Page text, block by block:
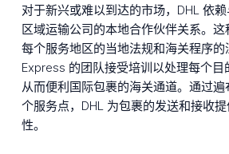
对于新兴或难以到达的市场，DHL 依
区域运输公司的本地合作伙伴关系。
每个服务地区的当地法规和海关程序的
Express 的团队接受培训以处理每个目
从而便利国际包裹的海关通道。通过遍
个服务点，DHL 为包裹的发送和接收
性。